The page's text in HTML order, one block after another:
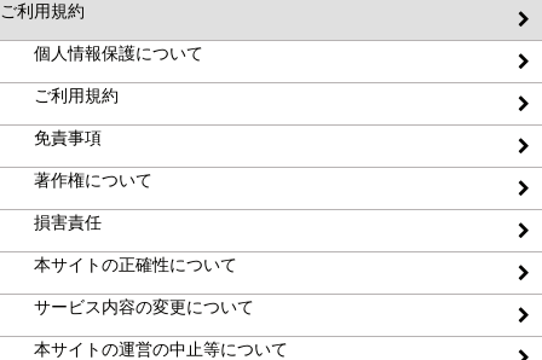
ご利用規約
個人情報保護について
ご利用規約
免責事項
著作権について
損害責任
本サイトの正確性について
サービス内容の変更について
本サイトの運営の中止等について